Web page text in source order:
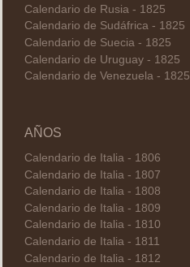
Calendario de Rusia - 1825
Calendario de Sudáfrica - 1825
Calendario de Suecia - 1825
Calendario de Uruguay - 1825
Calendario de Venezuela - 1825
AÑOS
Calendario de Italia - 1806
Calendario de Italia - 1807
Calendario de Italia - 1808
Calendario de Italia - 1809
Calendario de Italia - 1810
Calendario de Italia - 1811
Calendario de Italia - 1812